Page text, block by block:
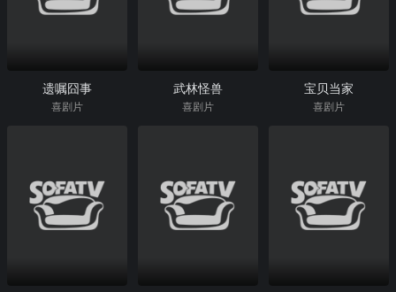
遗嘱囧事
喜剧片
武林怪兽
喜剧片
宝贝当家
喜剧片